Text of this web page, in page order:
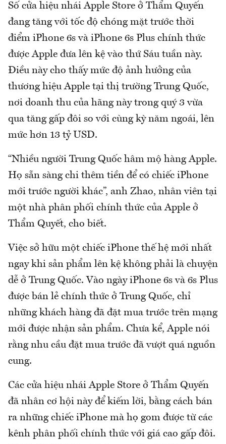
Số cửa hiệu nhái Apple Store ở Thẩm Quyến
đang tăng với tốc độ chóng mặt trước thời
điểm iPhone 6s và iPhone 6s Plus chính thức
được Apple đưa lên kệ vào thứ Sáu tuần này.
Điều này cho thấy mức độ ảnh hưởng của
thương hiệu Apple tại thị trường Trung Quốc,
nơi doanh thu của hãng này trong quý 3 vừa
qua tăng gấp đôi so với cùng kỳ năm ngoái, lên
mức hơn 13 tỷ USD.
“Nhiều người Trung Quốc hâm mộ hàng Apple.
Họ sẵn sàng chi thêm tiền để có chiếc iPhone
mới trước người khác”, anh Zhao, nhân viên tại
một nhà phân phối chính thức của Apple ở
Thẩm Quyết, cho biết.
Việc sở hữu một chiếc iPhone thế hệ mới nhất
ngay khi sản phẩm lên kệ không phải là chuyện
dễ ở Trung Quốc. Vào ngày iPhone 6s và 6s Plus
được bán lẻ chính thức ở Trung Quốc, chỉ
những khách hàng đã đặt mua trước trên mạng
mới được nhận sản phẩm. Chưa kể, Apple nói
rằng nhu cầu đặt mua trước đã vượt quá nguồn
cung.
Các cửa hiệu nhái Apple Store ở Thẩm Quyến
đã nhân cơ hội này để kiếm lời, bằng cách bán
ra những chiếc iPhone mà họ gom được từ các
kênh phân phối chính thức với giá cao gấp đôi.